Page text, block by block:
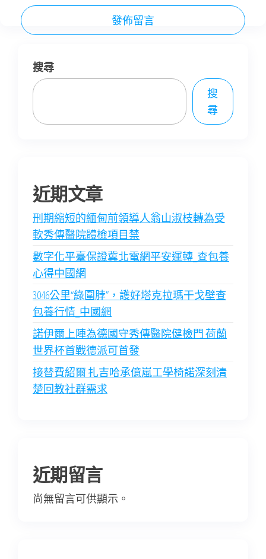
搜尋
搜
尋
近期文章
刑期縮短的緬甸前領導人翁山淑枝轉為受
軟秀傳醫院體檢項目禁
數字化平臺保證冀北電網平安運轉_查包養
心得中國網
3046公里“綠圍脖”，護好塔克拉瑪干戈壁查
包養行情_中國網
諾伊爾上陣為德國守秀傳醫院健檢門 荷蘭
世界杯首戰德派可首發
接替費紹爾 扎吉哈承億嵐工學椅諾深刻清
楚回教社群需求
近期留言
尚無留言可供顯示。